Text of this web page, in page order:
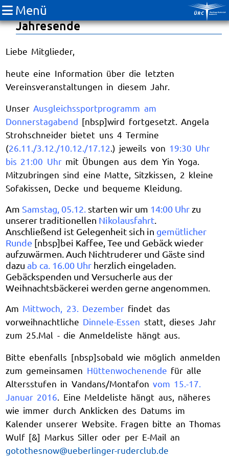
Menü
Unser Programm bis zum
Jahresende
Liebe Mitglieder,
heute eine Information über die letzten
Vereinsveranstaltungen in diesem Jahr.
Unser Ausgleichssportprogramm am
Donnerstagabend [nbsp]wird fortgesetzt. Angela
Strohschneider bietet uns 4 Termine
(26.11./3.12./10.12./17.12 .) jeweils von 19:30 Uhr
bis 21:00 Uhrmit Übungen aus dem Yin Yoga.
Mitzubringen sind eine Matte, Sitzkissen, 2 kleine
Sofakissen, Decke und bequeme Kleidung.
Am Samstag, 05.12. starten wir um 14:00 Uhrzu
unserer traditionellen Nikolausfahrt
Anschließend ist Gelegenheit sich in gemütlicher
Runde [nbsp]bei Kaffee, Tee und Gebäck wieder
aufzuwärmen. Auch Nichtruderer und Gäste sind
dazu ab ca. 16.00 Uhr herzlich eingeladen.
Gebäckspenden und Versucherle aus der
Weihnachtsbäckerei werden gerne angenommen.
Am Mittwoch, 23. Dezemberfindet das
vorweihnachtliche Dinnele-Essen statt, dieses Jahr
zum 25.Mal - die Anmeldeliste hängt aus.
Bitte ebenfalls [nbsp]sobald wie möglich anmelden
zum gemeinsamen Hüttenwochenende für alle
Altersstufen in Vandans/Montafon vom 15.-17.
Januar 2016 . Eine Meldeliste hängt aus, näheres
wie immer durch Anklicken des Datums im
Kalender unserer Website. Fragen bitte an Thomas
Wulf [&] Markus Siller oder per E-Mail an
gotothesnow@ueberlinger-ruderclub.de